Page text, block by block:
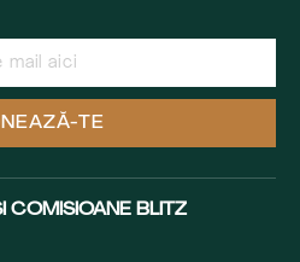
TE
COMISIOANE BLITZ